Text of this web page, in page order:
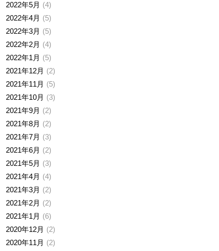
2022年5月
4
2022年4月
5
2022年3月
5
2022年2月
4
2022年1月
5
2021年12月
2
2021年11月
5
2021年10月
3
2021年9月
2
2021年8月
2
2021年7月
3
2021年6月
2
2021年5月
3
2021年4月
4
2021年3月
2
2021年2月
2
2021年1月
6
2020年12月
2
2020年11月
2